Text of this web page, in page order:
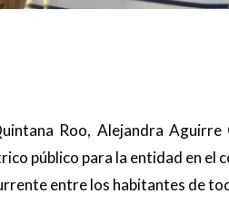
Roo, Alejandra
público para la entidad en el
entre los habitantes de